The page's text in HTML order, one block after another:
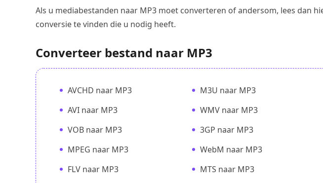
Als u mediabestanden naar MP3 moet converteren of andersom, lees dan
conversie te vinden die u nodig heeft.
Converteer bestand naar MP3
AVCHD naar MP3 M3U naar MP3
AVI naar MP3
WMV naar MP3
VOB naar MP3
3GP naar MP3
MPEG naar MP3
WebM naar MP3
FLV naar MP3
MTS naar MP3